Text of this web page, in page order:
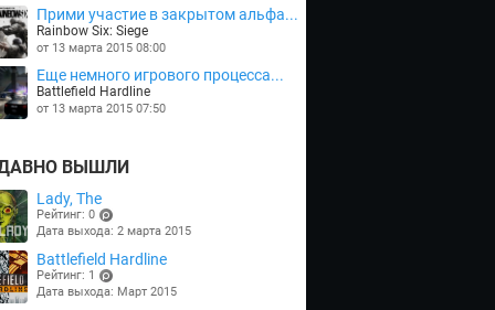
Прими участие в закрытом альфа...
Rainbow Six: Siege
от 13 марта 2015 08:00
Еще немного игрового процесса...
Battlefield Hardline
от 13 марта 2015 07:50
ВЫШЛИ
Lady, The
Рейтинг: 0
(points)
Дата выхода: 2 марта 2015
Battlefield Hardline
Рейтинг: 1
(points)
Дата выхода: Март 2015